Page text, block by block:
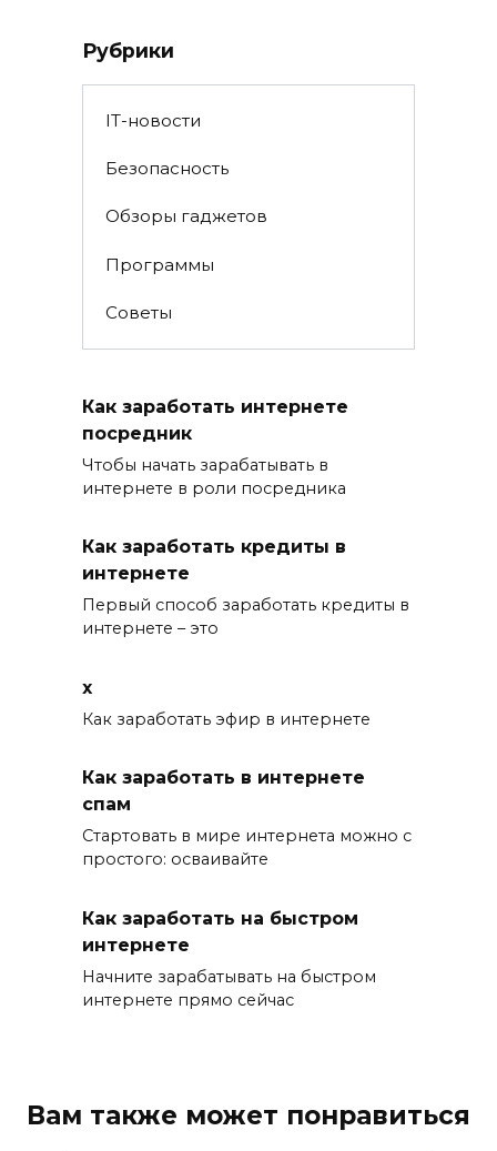
Рубрики
IT-новости
Безопасность
Обзоры гаджетов
Программы
Советы
Как заработать интернете
посредник
Чтобы начать зарабатывать в
интернете в роли посредника
Как заработать кредиты в
интернете
Первый способ заработать кредиты в
интернете – это
x
Как заработать эфир в интернете
Как заработать в интернете
спам
Стартовать в мире интернета можно с
простого: осваивайте
Как заработать на быстром
интернете
Начните зарабатывать на быстром
интернете прямо сейчас
Вам также может понравиться